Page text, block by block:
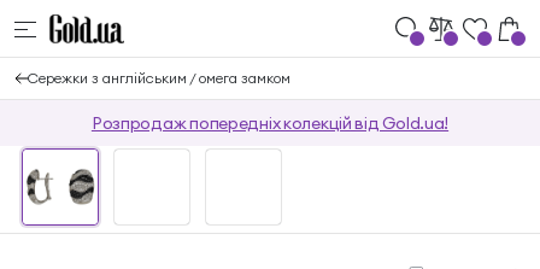
Сережки з англійським / омега замком
Розпродаж попередніх колекцій від Gold.ua!